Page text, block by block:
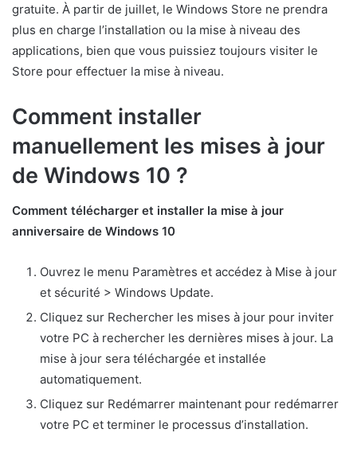
gratuite. À partir de juillet, le Windows Store ne prendra
plus en charge l’installation ou la mise à niveau des
applications, bien que vous puissiez toujours visiter le
Store pour effectuer la mise à niveau.
Comment installer
manuellement les mises à jour
de Windows 10 ?
Comment télécharger et installer la mise à jour
anniversaire de Windows 10
Ouvrez le menu Paramètres et accédez à Mise à jour
et sécurité > Windows Update.
Cliquez sur Rechercher les mises à jour pour inviter
votre PC à rechercher les dernières mises à jour. La
mise à jour sera téléchargée et installée
automatiquement.
Cliquez sur Redémarrer maintenant pour redémarrer
votre PC et terminer le processus d’installation.